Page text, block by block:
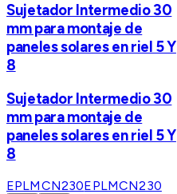
Sujetador Intermedio 30
mm para montaje de
paneles solares en riel 5 Y
8
Sujetador Intermedio 30
mm para montaje de
paneles solares en riel 5 Y
8
EPLMCN230EPLMCN230